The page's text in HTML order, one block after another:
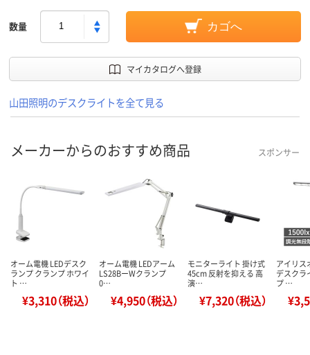
数量 カゴへ
マイカタログへ登録
山田照明のデスクライトを全て見る
メーカーからのおすすめ商品 スポンサー
オーム電機 LEDデスク
ランプ クランプ ホワイ
ト …
¥3,310（税込）
オーム電機 LEDアーム
LS28BーWクランプ
0…
¥4,950（税込）
モニターライト 掛け式
45cm 反射を抑える 高
演…
¥7,320（税込）
アイリス
デスクラ
プ …